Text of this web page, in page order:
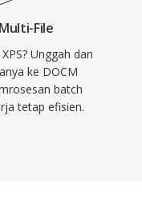
File
Unggah dan
ke DOCM
batch
tetap efisien.